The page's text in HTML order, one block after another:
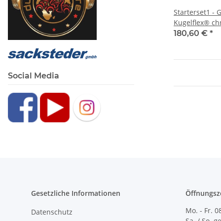
Starterset1 -
Kugelflex®
180,60 € *
Social Media
Gesetzliche Informationen
Datenschutz
Mo. - Fr.